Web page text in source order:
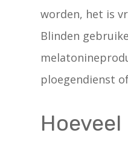
worden, het is
Blinden
ploegendienst